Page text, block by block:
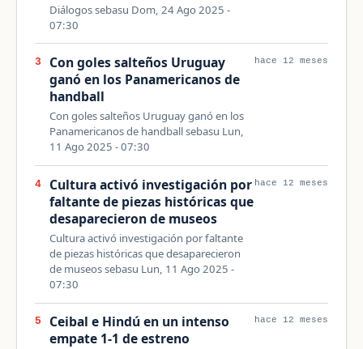
Diálogos sebasu Dom, 24 Ago 2025 -
07:30
3
Con goles salteños Uruguay
ganó en los Panamericanos de
handball
Con goles salteños Uruguay ganó en los
Panamericanos de handball sebasu Lun,
11 Ago 2025 - 07:30
hace 12 meses
4
Cultura activó investigación por
faltante de piezas históricas que
desaparecieron de museos
Cultura activó investigación por faltante
de piezas históricas que desaparecieron
de museos sebasu Lun, 11 Ago 2025 -
07:30
hace 12 meses
5
Ceibal e Hindú en un intenso
empate 1-1 de estreno
hace 12 meses